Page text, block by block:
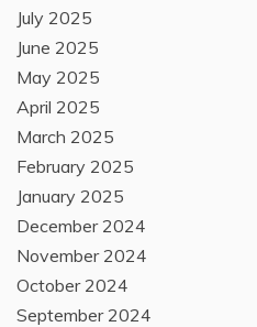
July 2025
June 2025
May 2025
April 2025
March 2025
February 2025
January 2025
December 2024
November 2024
October 2024
September 2024